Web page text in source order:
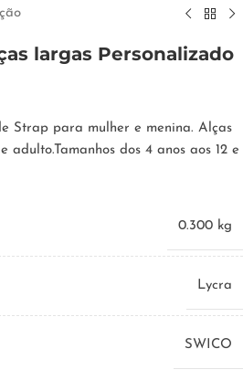
largas Personalizado
Strap para mulher e menina. Alças
adulto.Tamanhos dos 4 anos aos 12 e
0.300 kg
Lycra
SWICO